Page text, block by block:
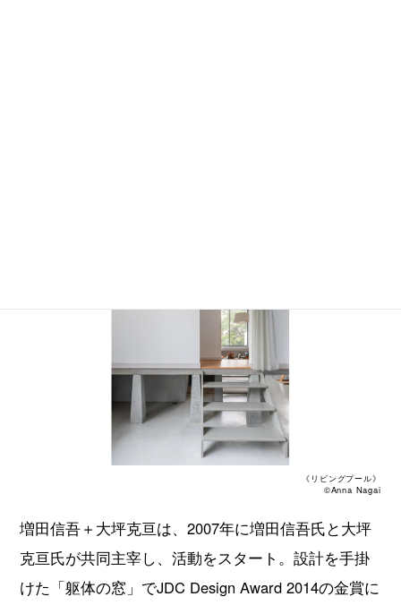
《リビングプール》
©Anna Nagai
増田信吾＋大坪克亘は、2007年に増田信吾氏と大坪
克亘氏が共同主宰し、活動をスタート。設計を手掛
けた「躯体の窓」でJDC Design Award 2014の金賞に